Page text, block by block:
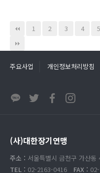
1 2 3 4 5
주요사업 개인정보처리방침
(사)대한장기연맹
주소 : 서울특별시 금천구 가산
TEL : 02-2163-0416 FAX :